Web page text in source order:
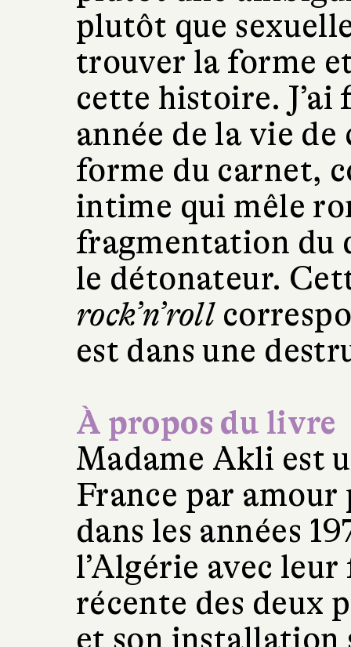
plutôt que
trouver la forme
cette histoire.
année de la vie
forme du carnet,
intime qui mêle
fragmentation du
le détonateur.
rock’n’roll
est dans une
À propos du livre
Madame Akli est
France par
dans les années
l’Algérie avec
récente des deux
et son installation